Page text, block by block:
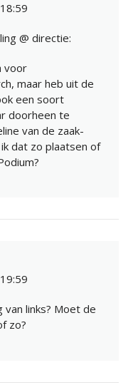
@ directie:
voor
maar heb uit de
een soort
doorheen te
van de zaak-
dat zo plaatsen of
links? Moet de
zo?